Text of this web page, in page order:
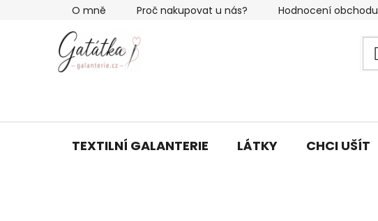
O mně Proč nakupovat u nás? Hodnocení obchodu
TEXTILNÍ GALANTERIE LÁTKY CHCI UŠÍT